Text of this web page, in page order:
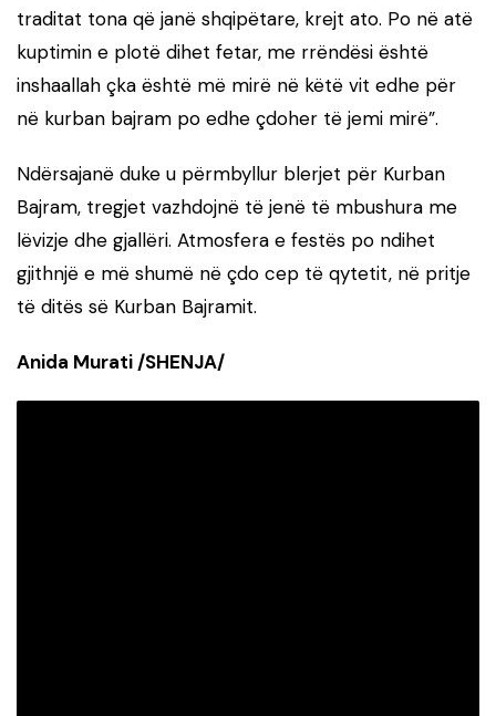
traditat tona që janë shqipëtare, krejt ato. Po në atë
kuptimin e plotë dihet fetar, me rrëndësi është
inshaallah çka është më mirë në këtë vit edhe për
në kurban bajram po edhe çdoher të jemi mirë”.
Ndërsajanë duke u përmbyllur blerjet për Kurban
Bajram, tregjet vazhdojnë të jenë të mbushura me
lëvizje dhe gjallëri. Atmosfera e festës po ndihet
gjithnjë e më shumë në çdo cep të qytetit, në pritje
të ditës së Kurban Bajramit.
Anida Murati /SHENJA/